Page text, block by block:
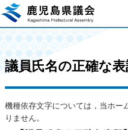
鹿児島県議会
議員氏名の正確な
機種依存文字については，当ホー
りません。